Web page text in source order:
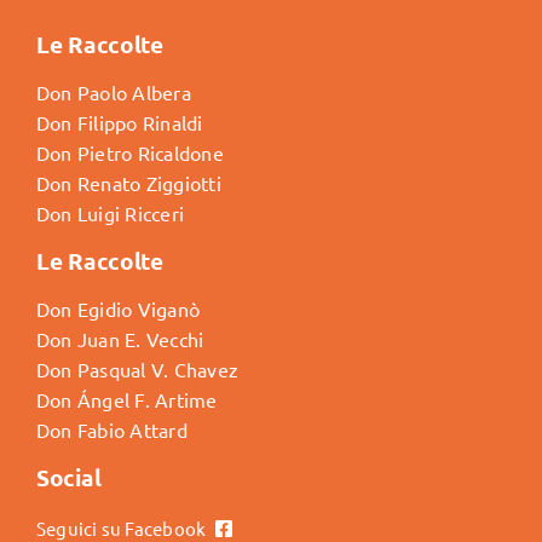
Le Raccolte
Don Paolo Albera
Don Filippo Rinaldi
Don Pietro Ricaldone
Don Renato Ziggiotti
Don Luigi Ricceri
Le Raccolte
Don Egidio Viganò
Don Juan E. Vecchi
Don Pasqual V. Chavez
Don Ángel F. Artime
Don Fabio Attard
Social
Seguici su Facebook